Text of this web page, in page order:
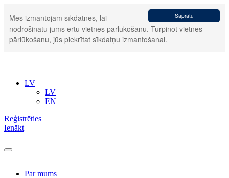
Sapratu
Mēs izmantojam sīkdatnes, lai
nodrošinātu jums ērtu vietnes pārlūkošanu. Turpinot vietnes
pārlūkošanu, jūs piekrītat sīkdatņu izmantošanai.
LV
LV
EN
Reģistrēties
Ienākt
Par mums